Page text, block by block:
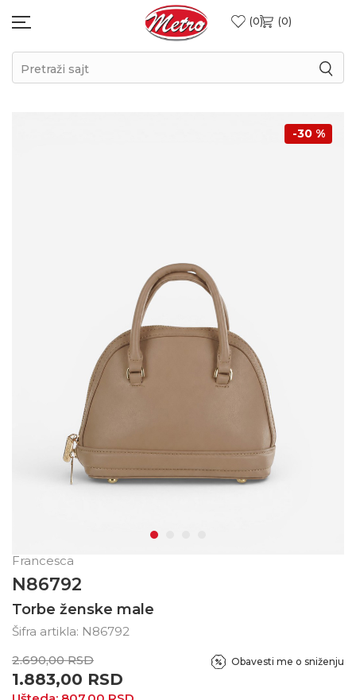
0 0
Pretraži sajt
-30 %
Francesca
N86792
Torbe ženske male
Šifra artikla: N86792
2.690,00 RSD
1.883,00 RSD
Obavesti me o sniženju